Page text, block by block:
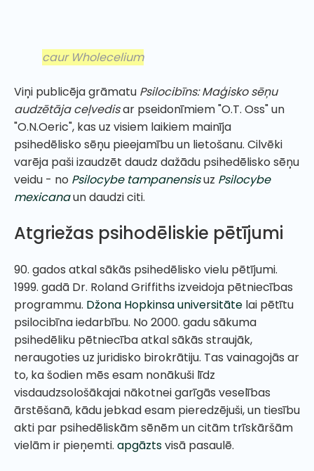
caur Wholecelium
Viņi publicēja grāmatu Psilocibīns: Maģisko sēņu
audzētāja ceļvedisar pseidonīmiem "O.T. Oss" un
"O.N.Oeric", kas uz visiem laikiem mainīja
psihedēlisko sēņu pieejamību un lietošanu. Cilvēki
varēja paši izaudzēt daudz dažādu psihedēlisko sēņu
veidu - no Psilocybe tampanensisuz Psilocybe
mexicanaun daudzi citi.
Atgriežas psihodēliskie pētījumi
90. gados atkal sākās psihedēlisko vielu pētījumi.
1999. gadā Dr. Roland Griffiths izveidoja pētniecības
programmu. Džona Hopkinsa universitāte lai pētītu
psilocibīna iedarbību. No 2000. gadu sākuma
psihedēliku pētniecība atkal sākās straujāk,
neraugoties uz juridisko birokrātiju. Tas vainagojās ar
to, ka šodien mēs esam nonākuši līdz
visdaudzsološākajai nākotnei garīgās veselības
ārstēšanā, kādu jebkad esam pieredzējuši, un tiesību
akti par psihedēliskām sēnēm un citām trīskāršām
vielām ir pieņemti. apgāztsvisā pasaulē.